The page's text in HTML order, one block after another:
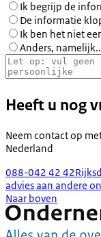
Ik begrijp de
De informatie
Ik ben het niet
Anders,
Heeft u nog
Neem contact op
Nederland
088-042 42 42
advies aan andere
Naar boven